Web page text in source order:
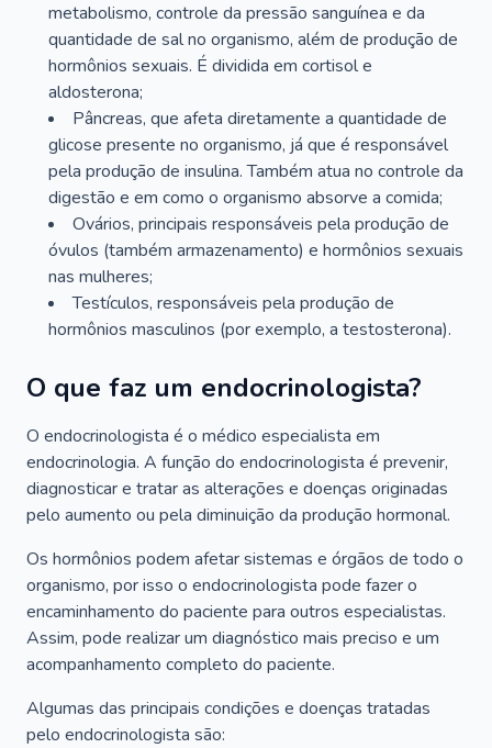
metabolismo, controle da pressão sanguínea e da
quantidade de sal no organismo, além de produção de
hormônios sexuais. É dividida em cortisol e
aldosterona;
Pâncreas, que afeta diretamente a quantidade de
glicose presente no organismo, já que é responsável
pela produção de insulina. Também atua no controle da
digestão e em como o organismo absorve a comida;
Ovários, principais responsáveis pela produção de
óvulos (também armazenamento) e hormônios sexuais
nas mulheres;
Testículos, responsáveis pela produção de
hormônios masculinos (por exemplo, a testosterona).
O que faz um endocrinologista?
O endocrinologista é o médico especialista em
endocrinologia. A função do endocrinologista é prevenir,
diagnosticar e tratar as alterações e doenças originadas
pelo aumento ou pela diminuição da produção hormonal.
Os hormônios podem afetar sistemas e órgãos de todo o
organismo, por isso o endocrinologista pode fazer o
encaminhamento do paciente para outros especialistas.
Assim, pode realizar um diagnóstico mais preciso e um
acompanhamento completo do paciente.
Algumas das principais condições e doenças tratadas
pelo endocrinologista são: